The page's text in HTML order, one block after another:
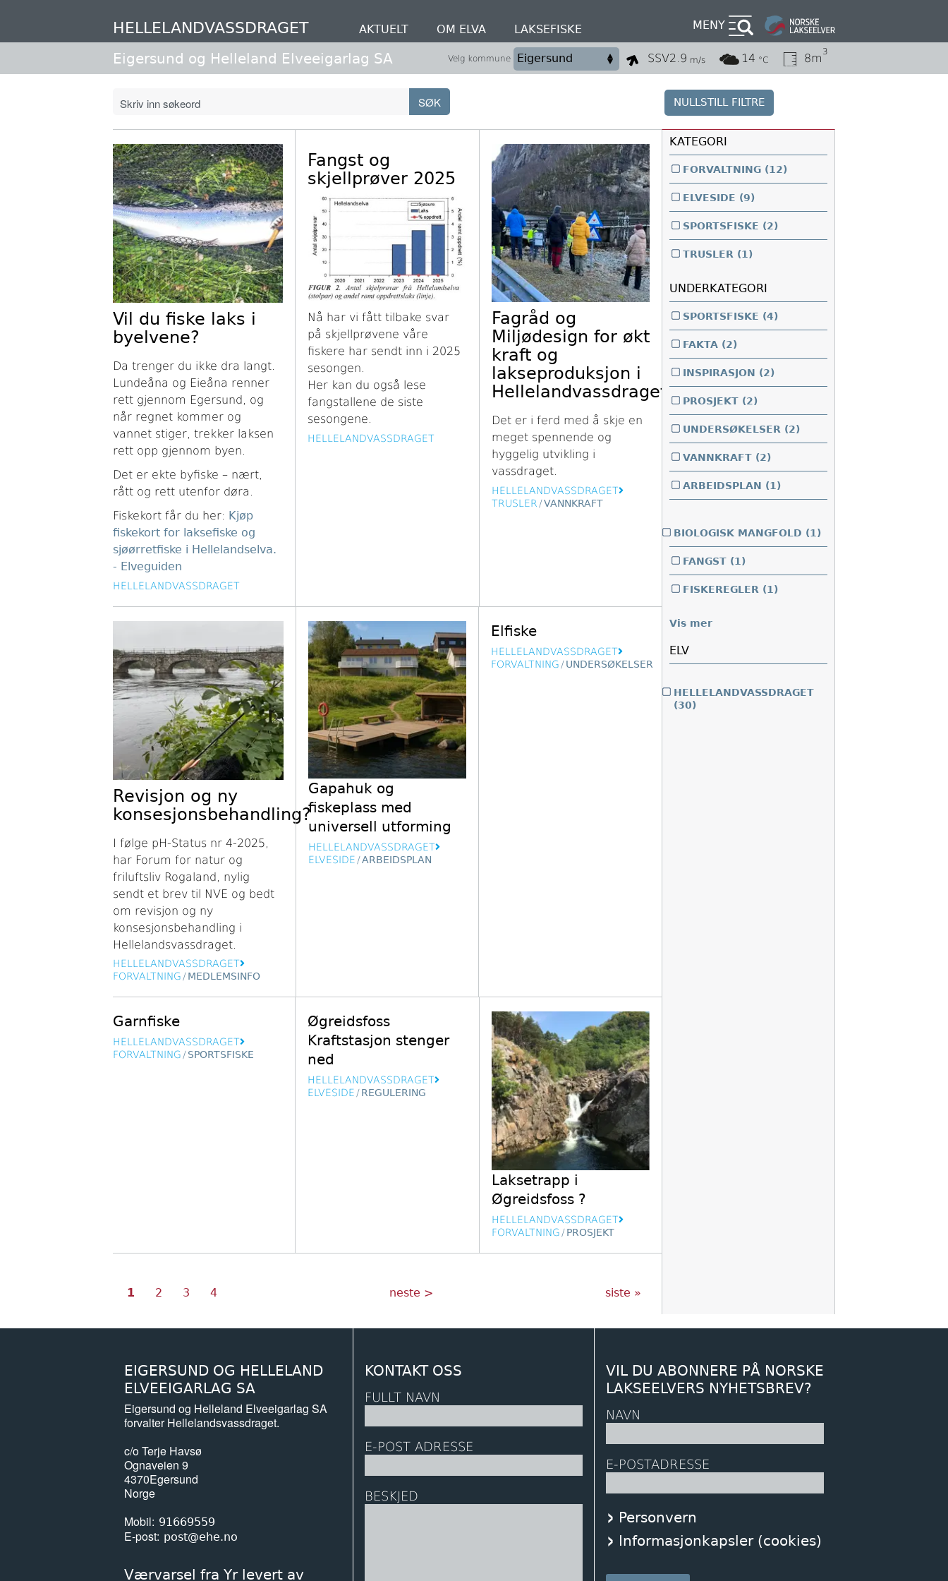
hovedinnhold
HELLELANDVASSDRAGET AKTUELT OM ELVA LAKSEFISKE MENY
Eigersund og Helleland Elveeigarlag SA Velg kommune SSV2.9 m/s 14 °C 8m 3
NULLSTILL FILTRE
Vil du fiske laks i
byelvene?
Da trenger du ikke dra langt.
Lundeåna og Eieåna renner
rett gjennom Egersund, og
når regnet kommer og
vannet stiger, trekker laksen
rett opp gjennom byen.
Det er ekte byfiske – nært,
rått og rett utenfor døra.
Fiskekort får du her: Kjøp
fiskekort for laksefiske og
sjøørretfiske i Hellelandselva.
- Elveguiden
HELLELANDVASSDRAGET
Fangst og
skjellprøver 2025
Nå har vi fått tilbake svar
på skjellprøvene våre
fiskere har sendt inn i 2025
sesongen.
Her kan du også lese
fangstallene de siste
sesongene.
HELLELANDVASSDRAGET
Fagråd og
Miljødesign for økt
kraft og
lakseproduksjon i
Hellelandvassdraget
Det er i ferd med å skje en
meget spennende og
hyggelig utvikling i
vassdraget.
HELLELANDVASSDRAGET
TRUSLER /VANNKRAFT
Revisjon og ny
konsesjonsbehandling?
I følge pH-Status nr 4-2025,
har Forum for natur og
friluftsliv Rogaland, nylig
sendt et brev til NVE og bedt
om revisjon og ny
konsesjonsbehandling i
Hellelandsvassdraget.
HELLELANDVASSDRAGET
FORVALTNING /MEDLEMSINFO
Gapahuk og
fiskeplass med
universell utforming
HELLELANDVASSDRAGET
ELVESIDE /ARBEIDSPLAN
Elfiske
HELLELANDVASSDRAGET
FORVALTNING /UNDERSØKELSER
Garnfiske
HELLELANDVASSDRAGET
FORVALTNING /SPORTSFISKE
Øgreidsfoss
Kraftstasjon stenger
ned
HELLELANDVASSDRAGET
ELVESIDE /REGULERING
Laksetrapp i
Øgreidsfoss ?
HELLELANDVASSDRAGET
FORVALTNING /PROSJEKT
Sider
Nåværende
1 Side
2 Side
3 Side
4
Neste
neste >
Siste
siste »
KATEGORI
FORVALTNING (12)
ELVESIDE (9)
SPORTSFISKE (2)
TRUSLER (1)
UNDERKATEGORI
SPORTSFISKE (4)
FAKTA (2)
INSPIRASJON (2)
PROSJEKT (2)
UNDERSØKELSER (2)
VANNKRAFT (2)
ARBEIDSPLAN (1)
BIOLOGISK MANGFOLD (1)
FANGST (1)
FISKEREGLER (1)
Vis mer
ELV
HELLELANDVASSDRAGET
(30)
EIGERSUND OG HELLELAND
ELVEEIGARLAG SA
Eigersund og Helleland Elveeigarlag SA
forvalter Hellelandsvassdraget.
c/o Terje Havsø
Ognaveien 9
4370Egersund
Norge
Mobil
91669559
E-post post@ehe.no
Værvarsel fra Yr levert av
KONTAKT OSS
FULLT NAVN
E-POST ADRESSE
BESKJED
VIL DU ABONNERE PÅ NORSKE
LAKSEELVERS NYHETSBREV?
NAVN
E-POSTADRESSE
Personvern
Informasjonkapsler (cookies)